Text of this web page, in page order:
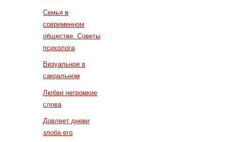
Семья в
современном
обществе. Советы
психолога
Визуальное в
сакральном
Любви негромкие
слова
Довлеет дневи
злоба его